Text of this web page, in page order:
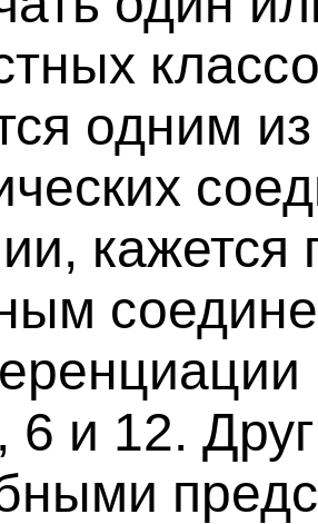
одним
кажется
6 и 12.